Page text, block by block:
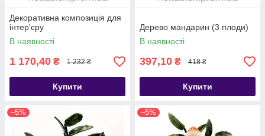
Декоративна композиція для
інтер'єру
В наявності
1 170,40 ₴ 1 232 ₴
Купити
Дерево мандарин (3 плоди)
В наявності
397,10 ₴ 418 ₴
Купити
–5% –5%